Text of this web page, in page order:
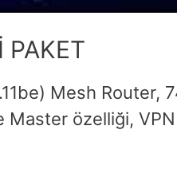
PAKET
Mesh Router,
Master özelliği,